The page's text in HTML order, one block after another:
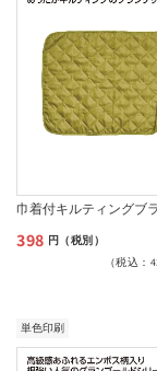
巾着付キルティングブ
通
格
398 円（税別）
（税込：
単色印刷